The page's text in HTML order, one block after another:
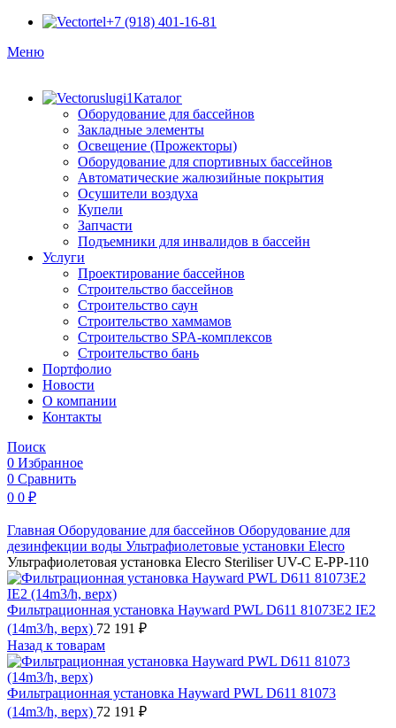
+7 (918) 401-16-81
Меню
Каталог
Оборудование для бассейнов
Закладные элементы
Освещение (Прожекторы)
Оборудование для спортивных бассейнов
Автоматические жалюзийные покрытия
Осушители воздуха
Купели
Запчасти
Подъемники для инвалидов в бассейн
Услуги
Проектирование бассейнов
Строительство бассейнов
Строительство саун
Строительство хаммамов
Строительство SPA-комплексов
Строительство бань
Портфолио
Новости
O компании
Контакты
Поиск
0 Избранное
0 Сравнить
0 0 ₽
Главная Оборудование для бассейнов Оборудование для
дезинфекции воды Ультрафиолетовые установки Elecro
Ультрафиолетовая установка Elecro Steriliser UV-C E-PP-110
Фильтрационная установка Hayward PWL D611 81073E2 IE2
(14m3/h, верх) 72 191 ₽
Назад к товарам
Фильтрационная установка Hayward PWL D611 81073
(14m3/h, верх) 72 191 ₽